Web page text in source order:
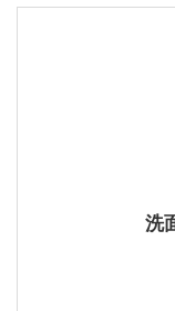
洗